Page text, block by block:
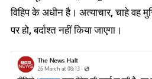
विहिप के अधीन है। अत्याचार, चाहे वह
पर हो, बर्दाश्त नहीं किया जाएगा।